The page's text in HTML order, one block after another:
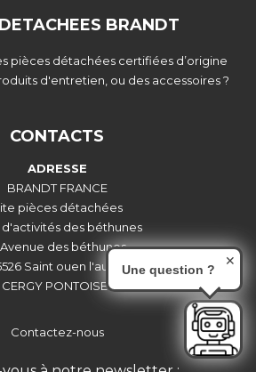
BRANDT
pièces détachées certifiées d’origine
d'entretien, ou des accessoires ?
CONTACTS
ADRESSE
BRANDT FRANCE
pièces détachées
d'activités des béthunes
Avenue des béthunes
Saint ouen l'aumône
PONTOISE CEDEX
Contactez-nous
Une question ?
✕